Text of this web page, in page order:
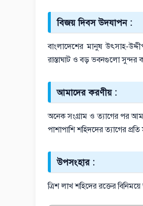
বিজয় দিবস উদযাপন :
বাংলাদেশের মানুষ উৎসাহ-
রাস্তাঘাট ও বড় ভবনগুলো সুন্দর
আমাদের করণীয় :
অনেক সংগ্রাম ও ত্যাগের পর
পাশাপাশি শহিদদের ত্যাগের প্রতি
উপসংহার :
ত্রিশ লাখ শহিদের রক্তের